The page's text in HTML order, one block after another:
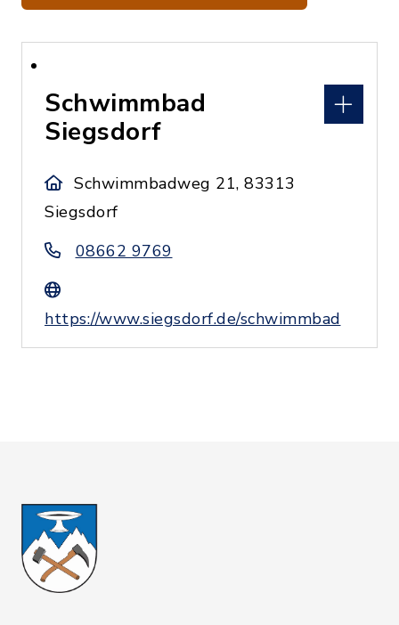
Schwimmbad
Siegsdorf
Schwimmbadweg 21, 83313
Siegsdorf
08662 9769
https://www.siegsdorf.de/schwimmbad